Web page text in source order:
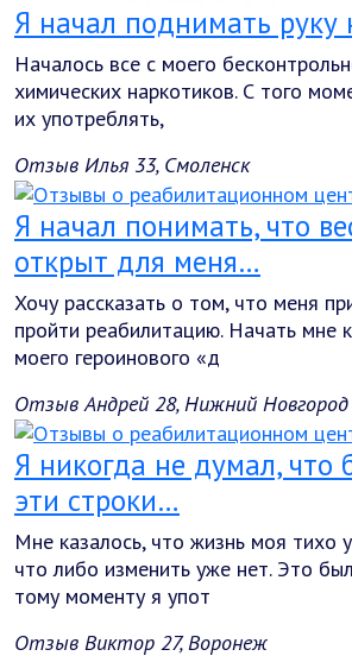
Я начал поднимать
Началось все с моего
химических наркотиков. С того
их употреблять,
Отзыв Илья 33, Смоленск
Я начал понимать, что
открыт для меня…
Хочу рассказать о том, что меня
пройти реабилитацию. Начать мне
моего героинового «д
Отзыв Андрей 28, Нижний Новгород
Я никогда не думал, что
эти строки…
Мне казалось, что жизнь моя тихо
что либо изменить уже нет. Это
тому моменту я упот
Отзыв Виктор 27, Воронеж